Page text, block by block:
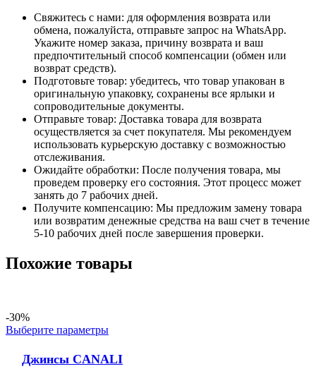
Свяжитесь с нами: для оформления возврата или
обмена, пожалуйста, отправьте запрос на WhatsApp.
Укажите номер заказа, причину возврата и ваш
предпочтительный способ компенсации (обмен или
возврат средств).
Подготовьте товар: убедитесь, что товар упакован в
оригинальную упаковку, сохранены все ярлыки и
сопроводительные документы.
Отправьте товар: Доставка товара для возврата
осуществляется за счет покупателя. Мы рекомендуем
использовать курьерскую доставку с возможностью
отслеживания.
Ожидайте обработки: После получения товара, мы
проведем проверку его состояния. Этот процесс может
занять до 7 рабочих дней.
Получите компенсацию: Мы предложим замену товара
или возвратим денежные средства на ваш счет в течение
5-10 рабочих дней после завершения проверки.
Похожие товары
-30%
Выберите параметры
Джинсы CANALI